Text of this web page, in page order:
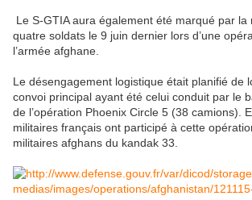
Le S-GTIA aura également été marqué par
quatre soldats le 9 juin dernier lors d’une
l’armée afghane.
Le désengagement logistique était planifié de
convoi principal ayant été celui conduit par le
de l’opération Phoenix Circle 5 (38 camions).
militaires français ont participé à cette
militaires afghans du kandak 33.